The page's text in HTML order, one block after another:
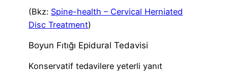
(Bkz: Spine-health – Cervical Herniated
Disc Treatment)
Boyun Fıtığı Epidural Tedavisi
Konservatif tedavilere yeterli yanıt